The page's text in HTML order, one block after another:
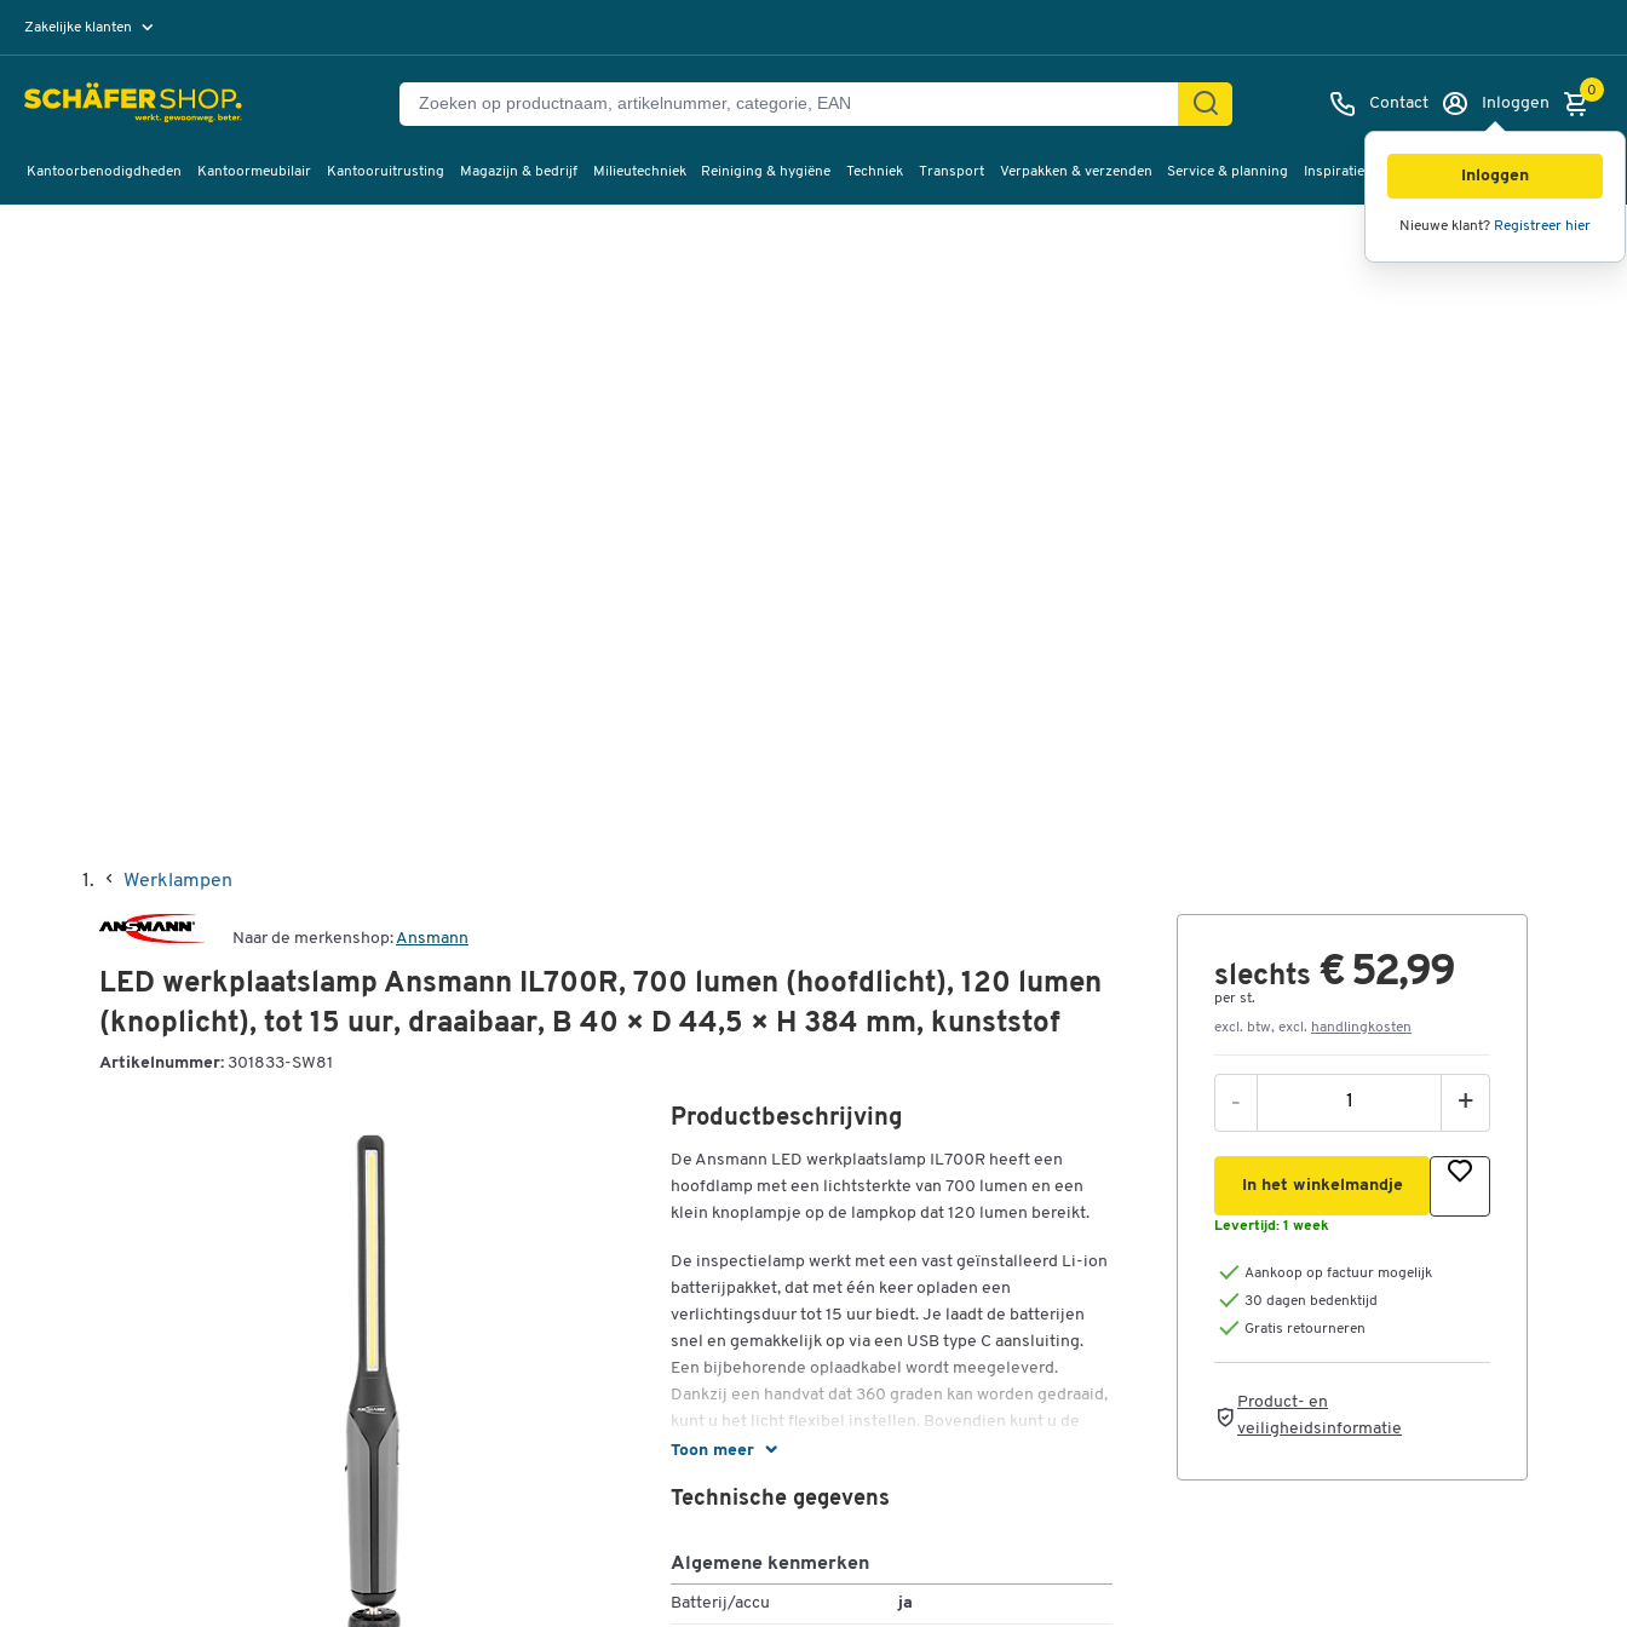
Zakelijke klanten
Contact Inloggen
Inloggen
Nieuwe klant? Registreer hier
0
Kantoorbenodigdheden Kantoormeubilair Kantooruitrusting Magazijn & bedrijf Milieutechniek Reiniging & hygiëne Techniek Transport Verpakken & verzenden Service & planning Inspiratie
Werklampen
Naar de merkenshop:Ansmann
LED werkplaatslamp Ansmann IL700R, 700 lumen (hoofdlicht), 120 lumen
(knoplicht), tot 15 uur, draaibaar, B 40 × D 44,5 × H 384 mm, kunststof
Artikelnummer: 301833-SW81
Toon meer
Productbeschrijving
De Ansmann LED werkplaatslamp IL700R heeft een
hoofdlamp met een lichtsterkte van 700 lumen en een
klein knoplampje op de lampkop dat 120 lumen bereikt.
De inspectielamp werkt met een vast geïnstalleerd Li-ion
batterijpakket, dat met één keer opladen een
verlichtingsduur tot 15 uur biedt. Je laadt de batterijen
snel en gemakkelijk op via een USB type C aansluiting.
Een bijbehorende oplaadkabel wordt meegeleverd.
Dankzij een handvat dat 360 graden kan worden gedraaid,
kunt u het licht flexibel instellen. Bovendien kunt u de
werkplaatslamp ook ophangen aan een volledig draaibare
metalen voorwerpen bevestigen.
geschikt voor gebruik onder veeleisende
omstandigheden: Het heeft een behuizing van robuuste
Technische gegevens
Algemene kenmerken
Batterij/accu ja
slechts € 52,99
per st.
excl. btw, excl. handlingkosten
- +
In het winkelmandje
Levertijd: 1 week
Aankoop op factuur mogelijk
30 dagen bedenktijd
Gratis retourneren
Product- en
veiligheidsinformatie
Afbeeldingen Video's
360°
weergave